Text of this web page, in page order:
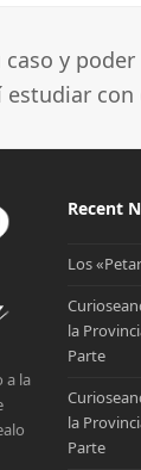
y
a la
Recent
Los
la
Parte
la
Parte